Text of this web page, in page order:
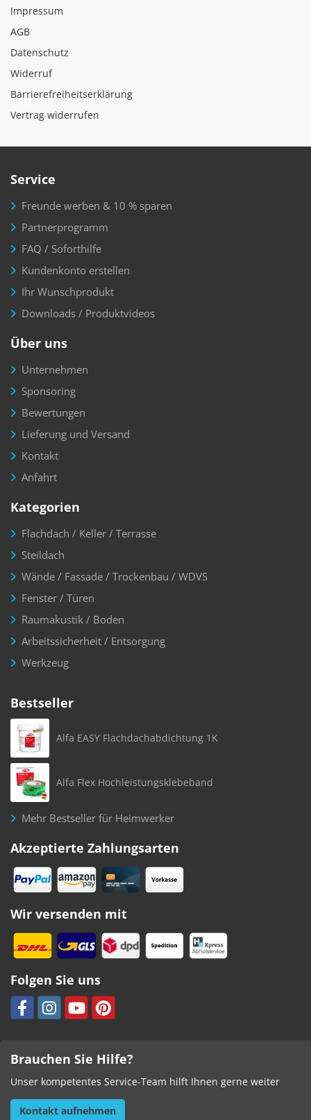
Impressum
AGB
Datenschutz
Widerruf
Barrierefreiheitserklärung
Vertrag widerrufen
Service
Freunde werben & 10 % sparen
Partnerprogramm
FAQ / Soforthilfe
Kundenkonto erstellen
Ihr Wunschprodukt
Downloads / Produktvideos
Über uns
Unternehmen
Sponsoring
Bewertungen
Lieferung und Versand
Kontakt
Anfahrt
Kategorien
Flachdach / Keller / Terrasse
Steildach
Wände / Fassade / Trockenbau / WDVS
Fenster / Türen
Raumakustik / Boden
Arbeitssicherheit / Entsorgung
Werkzeug
Bestseller
Alfa EASY Flachdachabdichtung 1K
Alfa Flex Hochleistungsklebeband
Mehr Bestseller für Heimwerker
Akzeptierte Zahlungsarten
Wir versenden mit
Folgen Sie uns
Brauchen Sie Hilfe?
Unser kompetentes Service-Team hilft Ihnen gerne weiter
Kontakt aufnehmen